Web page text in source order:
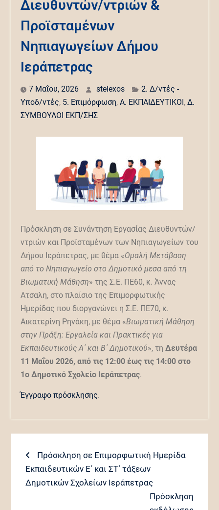
Διευθυντών/ντριών &
Προϊσταμένων
Νηπιαγωγείων Δήμου
Ιεράπετρας
7 Μαΐου, 2026 stelexos
2. Δ/ντές -
Υποδ/ντές, 5. Επιμόρφωση, Α. ΕΚΠΑΙΔΕΥΤΙΚΟΙ , Δ.
ΣΥΜΒΟΥΛΟΙ ΕΚΠ/ΣΗΣ
Πρόσκληση σε Συνάντηση Εργασίας Διευθυντών/
ντριών και Προϊσταμένων των Νηπιαγωγείων του
Δήμου Ιεράπετρας, με θέμα «Ομαλή Μετάβαση
από το Νηπιαγωγείο στο Δημοτικό μεσα από τη
Βιωματική Μάθηση» της Σ.Ε. ΠΕ60, κ. Άννας
Ατσαλη, στο πλαίσιο της Επιμορφωτικής
Ημερίδας που διοργανώνει η Σ.Ε. ΠΕ70, κ.
Αικατερίνη Ρηνάκη, με θέμα «Βιωματική Μάθηση
στην Πράξη: Εργαλεία και Πρακτικές για
Εκπαιδευτικούς Α΄ και Β΄ Δημοτικού», τη Δευτέρα
11 Μαΐου 2026, από τις 12:00 έως τις 14:00 στο
1ο Δημοτικό Σχολείο Ιεράπετρας.
Έγγραφο πρόσκλησης.
Πλοήγηση
άρθρων
Previous
post:
Πρόσκληση σε Eπιμορφωτική Hμερίδα
Εκπαιδευτικών Ε΄ και ΣΤ΄ τάξεων
Δημοτικών Σχολείων Ιεράπετρας
Next
Πρόσκληση